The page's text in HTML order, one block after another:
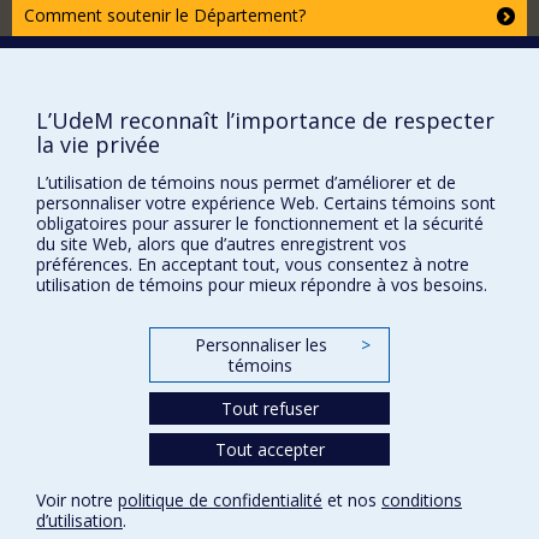
universitaire (CAU) du CIUSS de Nord-de- l'île-de-
Montréal, CSSS de Bordeaux-Cartierville-St-Laurent. Les
CAU ont pour mission de développer la recherche
développement de pratiques innovantes et à
l’amélioration des conditions de vie. Je dirige
actuellement le partenariat ARIMA, autour de la
thématique des réseaux d'action et d'intervention
sociales.
Comment soutenir le Département?
Signaler une erreur
Accessibilité
FACULTÉ DES ARTS ET DES SCIENCES
Nos départements et écoles
Nos centres d'études
Conditions d’utilisation
L’UdeM reconnaît l’importance de respecter
la vie privée
L’utilisation de témoins nous permet d’améliorer et de
personnaliser votre expérience Web. Certains témoins sont
obligatoires pour assurer le fonctionnement et la sécurité
du site Web, alors que d’autres enregistrent vos
préférences. En acceptant tout, vous consentez à notre
utilisation de témoins pour mieux répondre à vos besoins.
Personnaliser les
témoins
>
Tout refuser
Tout accepter
Voir notre politique de confidentialité et nos conditions
d’utilisation.